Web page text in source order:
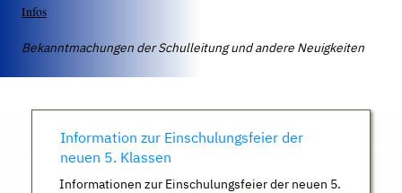
Infos
Bekanntmachungen der Schulleitung und andere Neuigkeiten
Information zur Einschulungsfeier der
neuen 5. Klassen
Informationen zur Einschulungsfeier der neuen 5.